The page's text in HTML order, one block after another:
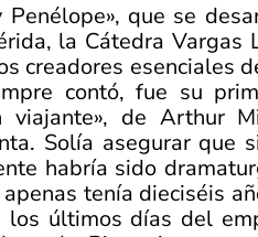
que se
la Cátedra Vargas
creadores esenciales
contó, fue su
de Arthur
Solía asegurar que
habría sido
tenía dieciséis
los últimos días del